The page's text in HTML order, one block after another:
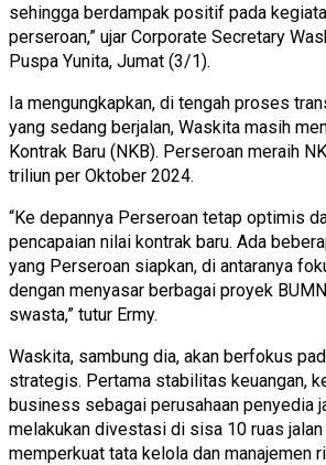
sehingga berdampak positif pada
perseroan,” ujar Corporate Secretary
Puspa Yunita, Jumat (3/1).
Ia mengungkapkan, di tengah proses
yang sedang berjalan, Waskita masih
Kontrak Baru (NKB). Perseroan meraih
triliun per Oktober 2024.
“Ke depannya Perseroan tetap optimis
pencapaian nilai kontrak baru. Ada
yang Perseroan siapkan, di antaranya
dengan menyasar berbagai proyek
swasta,” tutur Ermy.
Waskita, sambung dia, akan berfokus
strategis. Pertama stabilitas keuangan,
business sebagai perusahaan penyedia
melakukan divestasi di sisa 10 ruas
memperkuat tata kelola dan manajemen